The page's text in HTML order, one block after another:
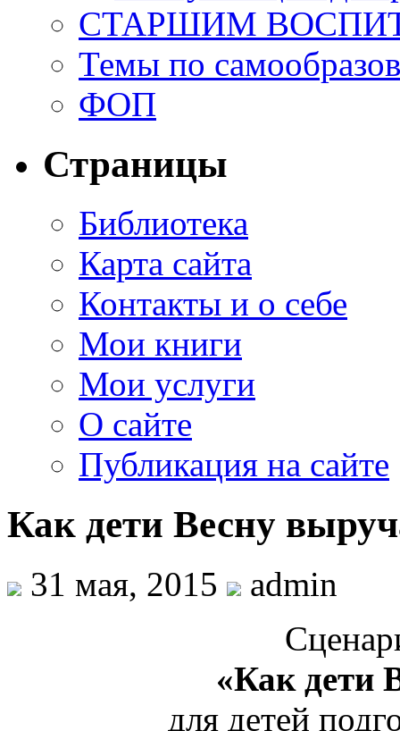
СТАРШИМ
Темы по
ФОП
Страницы
Библиотека
Карта сайта
Контакты и о себе
Мои книги
Мои услуги
О сайте
Публикация на сайте
Как дети Весну
31 мая, 2015
admin
«Как дети
для детей